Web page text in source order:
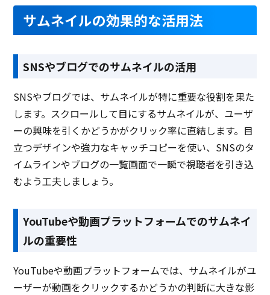
サムネイルの効果的な活用法
SNSやブログでのサムネイルの活用
SNSやブログでは、サムネイルが特に重要な役割を果た
します。スクロールして目にするサムネイルが、ユーザ
ーの興味を引くかどうかがクリック率に直結します。目
立つデザインや強力なキャッチコピーを使い、SNSのタ
イムラインやブログの一覧画面で一瞬で視聴者を引き込
むよう工夫しましょう。
YouTubeや動画プラットフォームでのサムネイ
ルの重要性
YouTubeや動画プラットフォームでは、サムネイルがユ
ーザーが動画をクリックするかどうかの判断に大きな影